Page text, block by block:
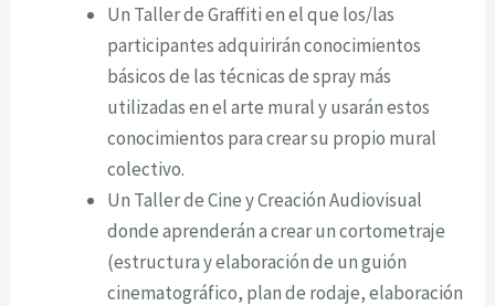
Un Taller de Graffiti en el que los/las
participantes adquirirán conocimientos
básicos de las técnicas de spray más
utilizadas en el arte mural y usarán estos
conocimientos para crear su propio mural
colectivo.
Un Taller de Cine y Creación Audiovisual
donde aprenderán a crear un cortometraje
(estructura y elaboración de un guión
cinematográfico, plan de rodaje, elaboración